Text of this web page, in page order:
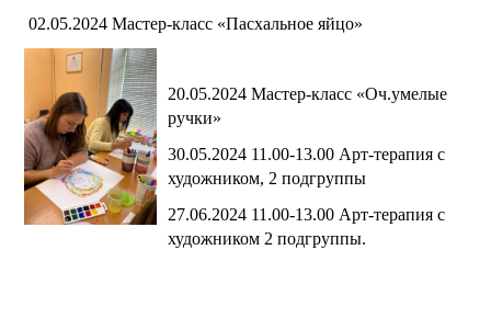
02.05.2024 Мастер-класс «Пасхальное яйцо»
20.05.2024 Мастер-класс «Оч.умелые
ручки»
30.05.2024 11.00-13.00 Арт-терапия с
художником, 2 подгруппы
27.06.2024 11.00-13.00 Арт-терапия с
художником 2 подгруппы.